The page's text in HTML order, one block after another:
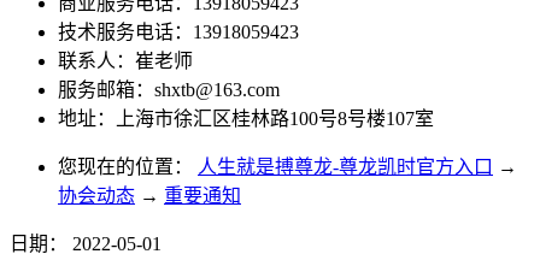
技术服务电话：13918059423
联系人：崔老师
服务邮箱： shxtb@163.com
地址：上海市徐汇区桂林路100号8号楼107室
您现在的位置： 人生就是搏尊龙-尊龙凯时官方入口 →
协会动态 → 重要通知
日期：
2022-05-01